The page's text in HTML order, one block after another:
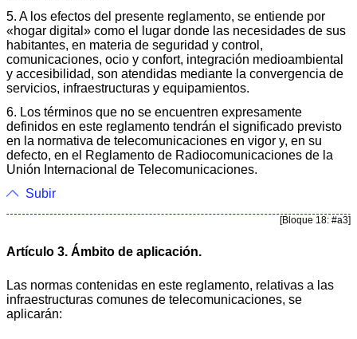
5. A los efectos del presente reglamento, se entiende por
«hogar digital» como el lugar donde las necesidades de sus
habitantes, en materia de seguridad y control,
comunicaciones, ocio y confort, integración medioambiental
y accesibilidad, son atendidas mediante la convergencia de
servicios, infraestructuras y equipamientos.
6. Los términos que no se encuentren expresamente
definidos en este reglamento tendrán el significado previsto
en la normativa de telecomunicaciones en vigor y, en su
defecto, en el Reglamento de Radiocomunicaciones de la
Unión Internacional de Telecomunicaciones.
Subir
[Bloque 18: #a3]
Artículo 3. Ámbito de aplicación.
Las normas contenidas en este reglamento, relativas a las
infraestructuras comunes de telecomunicaciones, se
aplicarán: